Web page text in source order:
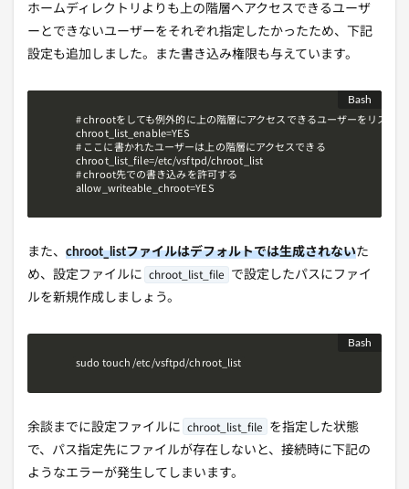
ホームディレクトリよりも上の階層へアクセスできるユーザ
ーとできないユーザーをそれぞれ指定したかったため、下記
設定も追加しました。また書き込み権限も与えています。
# chrootをしても例外的に上の階層にアクセスできるユーザーをリスト
chroot_list_enable=YES
# ここに書かれたユーザーは上の階層にアクセスできる
chroot_list_file=/etc/vsftpd/chroot_list
# chroot先での書き込みを許可する
allow_writeable_chroot=YES
また、 chroot_listファイルはデフォルトでは生成されないた
め、設定ファイルに chroot_list_file
で設定したパスにファイ
ルを新規作成しましょう。
sudo touch /etc/vsftpd/chroot_list
余談までに設定ファイルに chroot_list_file
を指定した状態
で、パス指定先にファイルが存在しないと、接続時に下記の
ようなエラーが発生してしまいます。